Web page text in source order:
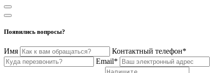
Появились вопросы?
Имя
Контактный телефон*
Email*